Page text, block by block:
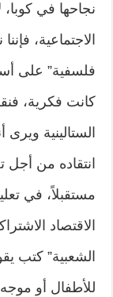
نجاحها في كوبا،
الاجتماعية،
فلسفية” على
كانت فكرية،
الستالينية
انتقاده من أجل
مستقبلاً، في
الاقتصاد
الشعبية” كتب
للأطفال أو موجه